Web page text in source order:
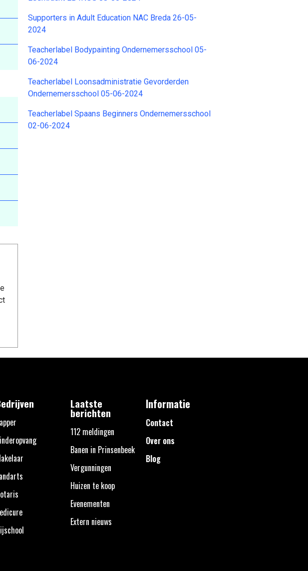
Supporters in Adult Education NAC Breda 26-05-
2024
Teacherlabel Bodypainting Ondernemersschool 05-
06-2024
Teacherlabel Loonsadministratie Gevorderden
Ondernemersschool 05-06-2024
Teacherlabel Spaans Beginners Ondernemersschool
02-06-2024
Laatste
berichten
112 meldingen
Banen in Prinsenbeek
Vergunningen
Huizen te koop
Evenementen
Extern nieuws
Informatie
Contact
Over ons
Blog